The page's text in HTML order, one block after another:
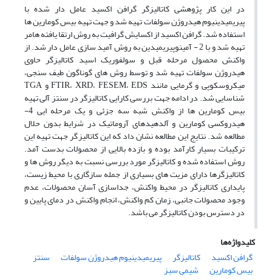
در این کار پژوهشی کاتالیزگر گرافن اکسید عامل دار شده با
پیریمیدینیوم هیدروژن سولفات تهیه شد و جهت تهیه بیس کومارین ها
استفاده شد. گرافن اکسید از اکسایش گرافیت به روش ارتقا یافته هامر
تهیه شد و با 2 - آمینوپیریمیدین به روش آمید سازی عامل دار شد. از
واکنش محصول مرحله قبل و سولفوریک اسید کاتالیزگر حاوی
هیدروژن سولفات تهیه شد و توسط روش های گوناگون طیف سنجی،
میکروسکوپی و گرمایی مانند FTIR، XRD، FESEM، EDS و TGA
شناسایی شد. در ادامه جهت بررسی کارایی کاتالیزگر در سنتز آلی تهیه
بیس کومارین ها از واکنش شبه سه جزئی و یک مرحله ایی 4-
هیدروکسی کومارین و آلدهیدهای آروماتیک در شرایط بدون حلال
مطالعه شد. نتایج این مطالعه نشان داد که این کاتالیزگر جهت تهیه این
ترکیبات بسیار کارآمد بوده و بازده بالایی از محصولات بدست آمد.
روش استفاده شده و کاتالیزگر مورد بررسی نسبت به دیگر روش ها و
کاتالیزگرها دارای مزیت های بسیاری از جمله سازگاری با محیط زیست،
پایداری کاتالیزگر در محیط واکنش، جداسازی آسان محصولات، عدم
وجود محصولات جانبی، زمان کم واکنش، انجام واکنش در دمای پایین و
در دسترس بودن کاتالیزگر می باشد.
کلیدواژه‌ها
گرافن اکسید
کاتالیزگر پیریمیدینیوم هیدروژن سولفات سنتز
بیس کومارین
شیمی سبز